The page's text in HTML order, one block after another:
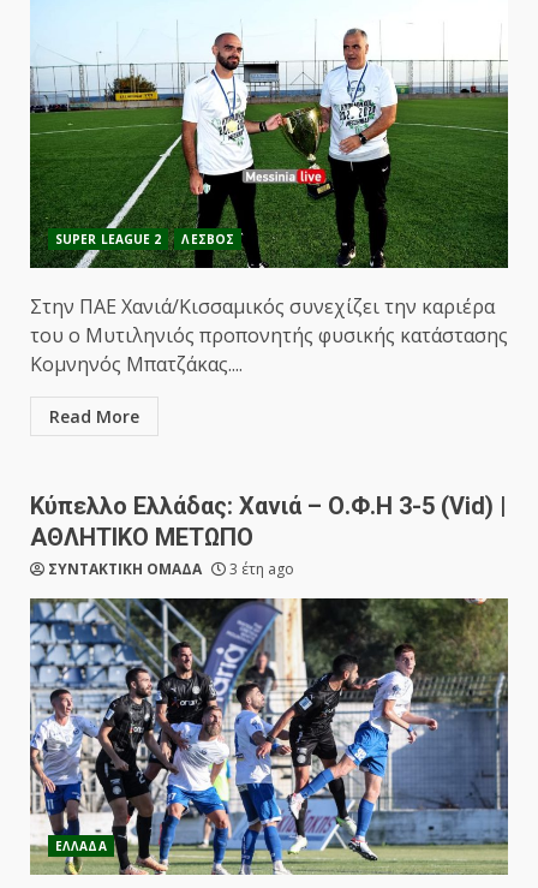
SUPER LEAGUE 2 ΛΕΣΒΟΣ
Στην ΠΑΕ Χανιά/Κισσαμικός συνεχίζει την καριέρα
του ο Μυτιληνιός προπονητής φυσικής κατάστασης
Κομνηνός Μπατζάκας....
Read More
Κύπελλο Ελλάδας: Χανιά – Ο.Φ.Η 3-5 (Vid) |
ΑΘΛΗΤΙΚΟ ΜΕΤΩΠΟ
ΣΥΝΤΑΚΤΙΚΗ ΟΜΑΔΑ 3 έτη ago
ΕΛΛΑΔΑ